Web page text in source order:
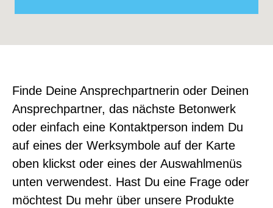
Finde Deine Ansprechpartnerin oder Deinen
Ansprechpartner, das nächste Betonwerk
oder einfach eine Kontaktperson indem Du
auf eines der Werksymbole auf der Karte
oben klickst oder eines der Auswahlmenüs
unten verwendest. Hast Du eine Frage oder
möchtest Du mehr über unsere Produkte